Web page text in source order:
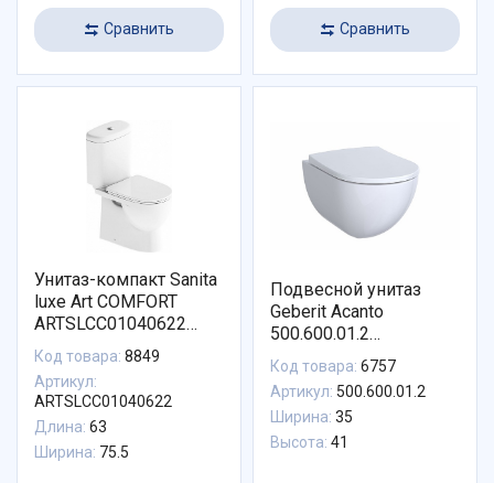
Сравнить Сравнить
Унитаз-компакт Sanita
luxe Art COMFORT
ARTSLCC01040622
(WC.CC/art/2-
DM/WHT.G/S1)
Код товара: 8849
Артикул:
ARTSLCC01040622
Длина: 63
Ширина: 75.5
Подвесной унитаз
Geberit Acanto
500.600.01.2
безободковый
Код товара: 6757
Артикул: 500.600.01.2
Ширина: 35
Высота: 41